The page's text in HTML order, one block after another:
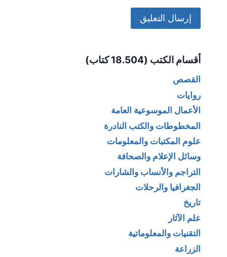
أقسام الكتب (18.504 كتاب)
القصص
روايات
الأعمال الموسوعية العامة
المخطوطات والكتب النادرة
علوم المكتبات والمعلومات
وسائل الإعلام والصحافة
التراجم والأنساب والشارات
الجغرافيا والرحلات
تاريخ
علم الآثار
التقنيات والمعلوماتية
الزراعة